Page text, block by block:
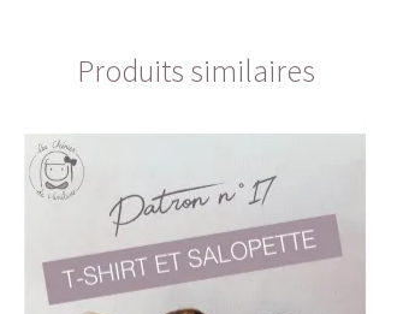
Produits similaires